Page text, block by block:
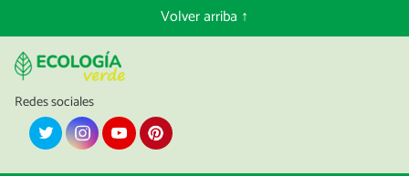
Volver arriba ↑
Redes sociales